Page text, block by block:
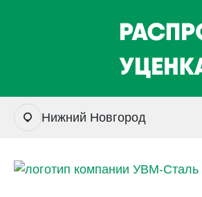
Нижний Новгород